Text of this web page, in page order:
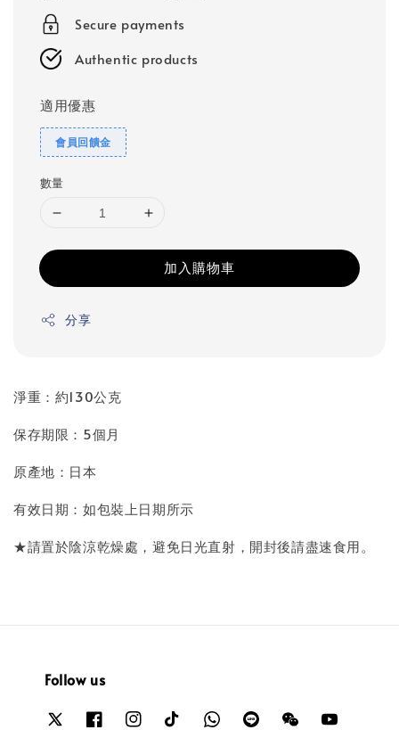
Secure payments
Authentic products
適用優惠
會員回饋金
數量
加入購物車
分享
淨重：約130公克
保存期限：5個月
原產地：日本
有效日期：如包裝上日期所示
★請置於陰涼乾燥處，避免日光直射，開封後請盡速食用。
Follow us